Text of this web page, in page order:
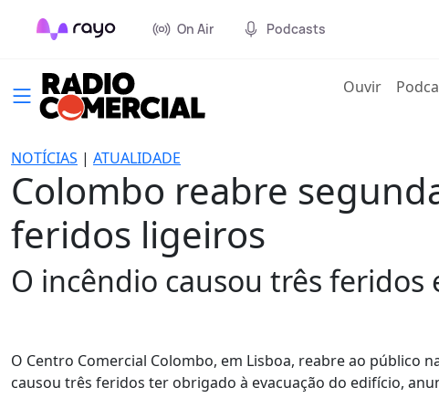
On Air Podcasts
Ouvir
NOTÍCIAS | ATUALIDADE
Colombo reabre
feridos ligeiros
O incêndio causou três
O Centro Comercial Colombo, em Lisboa, reabre ao público
causou três feridos ter obrigado à evacuação do edifício,